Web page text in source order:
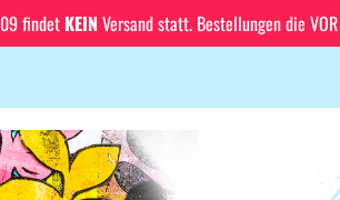
findet KEIN Versand statt. Bestellungen die